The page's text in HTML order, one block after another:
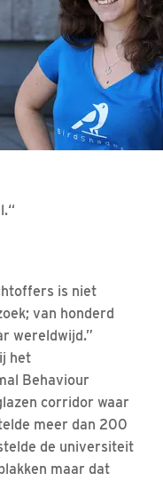
is niet
van honderd
wereldwijd.”
het
Behaviour
corridor waar
meer dan 200
de universiteit
maar dat